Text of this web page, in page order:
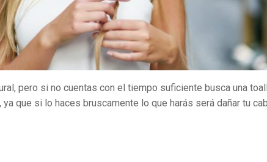
pero si no cuentas con el tiempo suficiente busca una
que si lo haces bruscamente lo que harás será dañar tu